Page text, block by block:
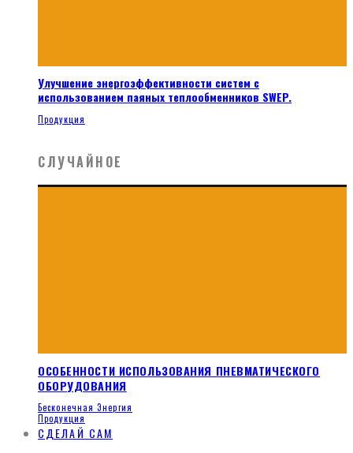
Улучшение энергоэффективности систем с
использованием паяных теплообменников SWEP.
Продукция
СЛУЧАЙНОЕ
ОСОБЕННОСТИ ИСПОЛЬЗОВАНИЯ ПНЕВМАТИЧЕСКОГО
ОБОРУДОВАНИЯ
Бесконечная Энергия
Продукция
СДЕЛАЙ САМ